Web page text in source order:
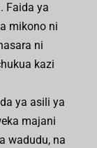
Faida ya
mikono ni
ni
kazi
ya asili ya
majani
wadudu, na